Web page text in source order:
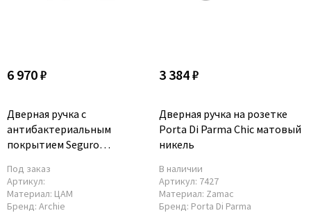
6 970 ₽
Дверная ручка с
антибактериальным
покрытием Seguro
Под заказ
Артикул:
Материал: ЦАМ
Бренд: Archie
3 384 ₽
Дверная ручка на розетке
Porta Di Parma Chic матовый
никель
В наличии
Артикул: 7427
Материал: Zamac
Бренд: Porta Di Parma